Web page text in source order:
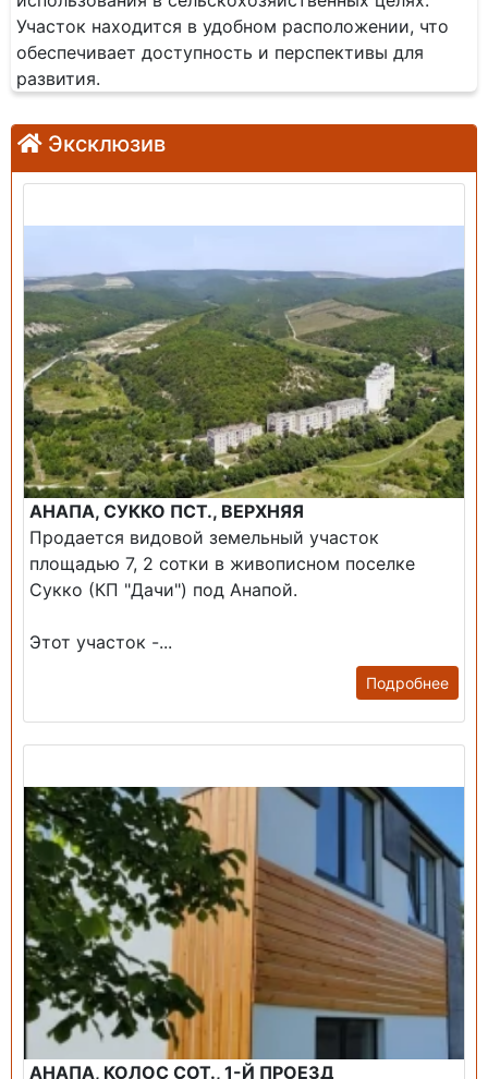
Участок находится в удобном расположении, что
обеспечивает доступность и перспективы для
развития.
Эксклюзив
АНАПА, СУККО ПСТ., ВЕРХНЯЯ
Продается видовой земельный участок
площадью 7, 2 сотки в живописном поселке
Сукко (КП "Дачи") под Анапой.
Этот участок -...
Подробнее
АНАПА, КОЛОС СОТ., 1-Й ПРОЕЗД